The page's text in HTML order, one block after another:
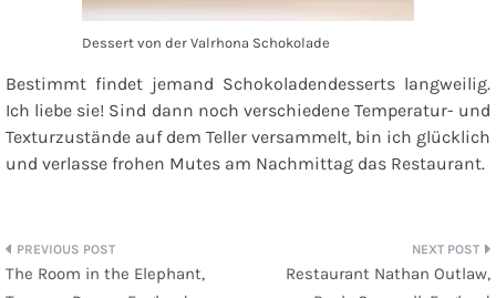
Dessert von der Valrhona Schokolade
Bestimmt findet jemand Schokoladendesserts langweilig.
Ich liebe sie! Sind dann noch verschiedene Temperatur- und
Texturzustände auf dem Teller versammelt, bin ich glücklich
und verlasse frohen Mutes am Nachmittag das Restaurant.
Beitragsnavigation
The Room in the Elephant,
Restaurant Nathan Outlaw,